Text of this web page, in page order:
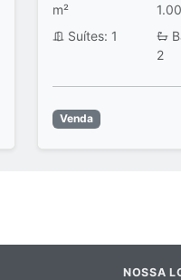
m²
Suítes: 1
2
Venda
NOSSA